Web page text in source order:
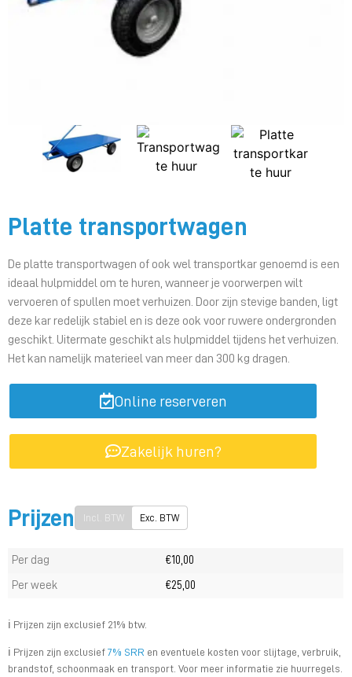
Platte transportwagen
De platte transportwagen of ook wel transportkar genoemd is een
ideaal hulpmiddel om te huren, wanneer je voorwerpen wilt
vervoeren of spullen moet verhuizen. Door zijn stevige banden, ligt
deze kar redelijk stabiel en is deze ook voor ruwere ondergronden
geschikt. Uitermate geschikt als hulpmiddel tijdens het verhuizen.
Het kan namelijk materieel van meer dan 300 kg dragen.
Online reserveren
Zakelijk huren?
Prijzen Incl. BTW Exc. BTW
Per dag €10,00
Per week €25,00
ℹ️ Prijzen zijn exclusief 21% btw.
ℹ️ Prijzen zijn exclusief 7% SRR en eventuele kosten voor slijtage, verbruik,
brandstof, schoonmaak en transport. Voor meer informatie zie huurregels.